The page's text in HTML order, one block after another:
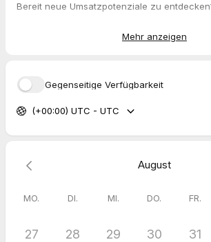
Bereit neue Umsatzpotenziale zu
Ich unterstütze Sie die Bedürfnisse &
Kunden besser zu verstehen und
Mehr anzeigen
Gegenseitige Verfügbarkeit
(+00:00) UTC - UTC
August
MO. DI. MI. DO. FR.
27 28 29 30 31